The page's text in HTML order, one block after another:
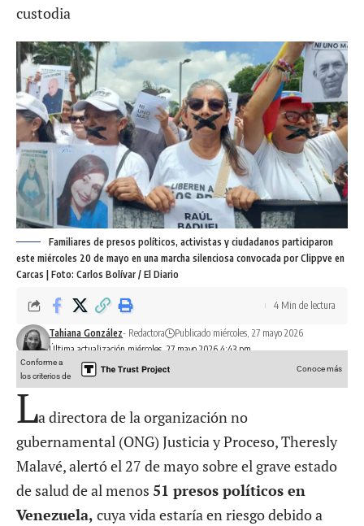
custodia
Familiares de presos políticos, activistas y ciudadanos participaron
este miércoles 20 de mayo en una marcha silenciosa convocada por Clippve en
Carcas | Foto: Carlos Bolívar / El Diario
Última actualización miércoles, 27 mayo 2026 4:43 pm
Tahiana González- Redactora Publicado miércoles, 27 mayo 2026
4 Min de lectura
Conforme a
los criterios de
Conoce más
La directora de la organización no
gubernamental (ONG) Justicia y Proceso, Theresly
Malavé, alertó el 27 de mayo sobre el grave estado
de salud de al menos 51 presos políticos en
Venezuela, cuya vida estaría en riesgo debido a